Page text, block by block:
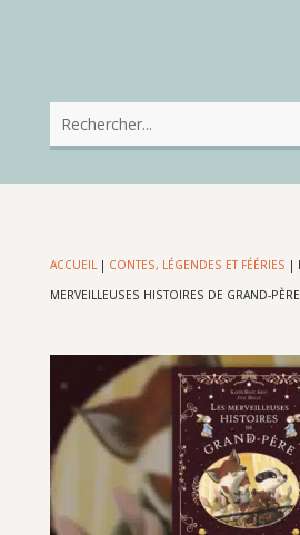
ACCUEIL| CONTES, LÉGENDES ET FÉÉRIES |
MERVEILLEUSES HISTOIRES DE GRAND-PÈRE